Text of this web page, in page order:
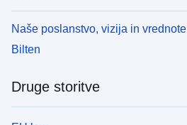
Naše poslanstvo, vizija in vrednote
Bilten
Druge storitve